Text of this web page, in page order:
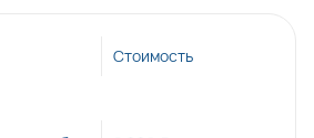
Стоимость